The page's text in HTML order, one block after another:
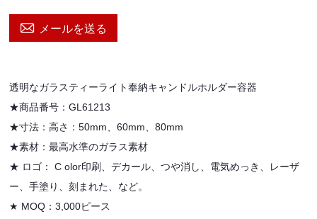
 メールを送る
透明なガラスティーライト奉納キャンドルホルダー容器
★商品番号：GL61213
★寸法：高さ：50mm、60mm、80mm
★素材：最高水準のガラス素材
★ ロゴ： C olor印刷、デカール、つや消し、電気めっき、レーザ
ー、手塗り、刻まれた、など。
★ MOQ：3,000ピース